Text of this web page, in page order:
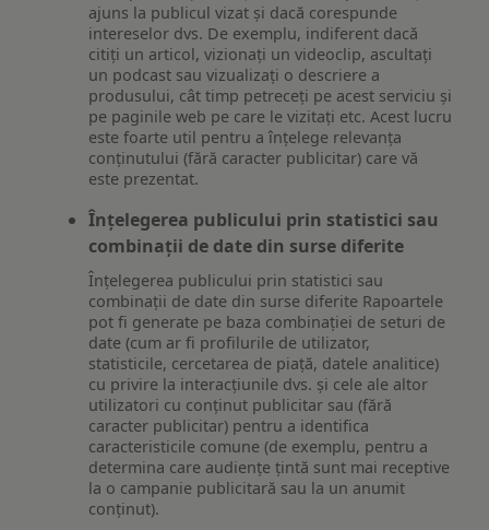
ajuns la publicul vizat și dacă corespunde
intereselor dvs. De exemplu, indiferent dacă
citiți un articol, vizionați un videoclip, ascultați
un podcast sau vizualizați o descriere a
produsului, cât timp petreceți pe acest serviciu și
pe paginile web pe care le vizitați etc. Acest lucru
este foarte util pentru a înțelege relevanța
conținutului (fără caracter publicitar) care vă
este prezentat.
Înțelegerea publicului prin statistici sau
combinații de date din surse diferite
Înțelegerea publicului prin statistici sau
combinații de date din surse diferite Rapoartele
pot fi generate pe baza combinației de seturi de
date (cum ar fi profilurile de utilizator,
statisticile, cercetarea de piață, datele analitice)
cu privire la interacțiunile dvs. și cele ale altor
utilizatori cu conținut publicitar sau (fără
caracter publicitar) pentru a identifica
caracteristicile comune (de exemplu, pentru a
determina care audiențe țintă sunt mai receptive
la o campanie publicitară sau la un anumit
conținut).